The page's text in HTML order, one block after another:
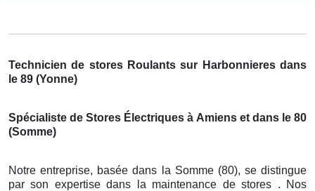
Technicien de stores Roulants sur Harbonnieres dans
le 89 (Yonne)
Spécialiste de Stores Électriques à Amiens et dans le 80
(Somme)
Notre entreprise, basée dans la Somme (80), se distingue
par son expertise dans la maintenance de stores . Nos